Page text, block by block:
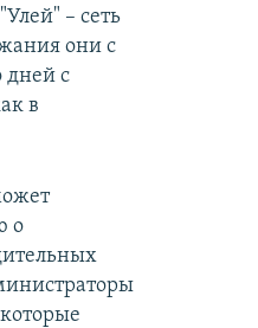
– сеть
они с
дней с
в
о